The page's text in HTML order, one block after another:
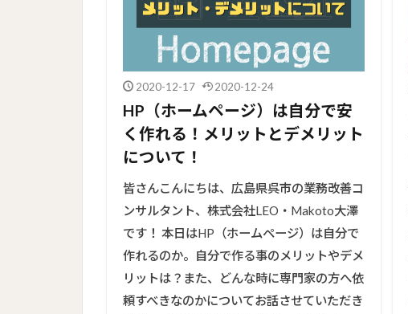
2020-12-17 2020-12-24
HP（ホームページ）は自分で安
く作れる！メリットとデメリット
について！
皆さんこんにちは、広島県呉市の業務改善コ
ンサルタント、株式会社LEO・Makoto大澤
です！ 本日はHP（ホームページ）は自分で
作れるのか。自分で作る事のメリットやデメ
リットは？また、どんな時に専門家の方へ依
頼すべきなのかについてお話させていただき